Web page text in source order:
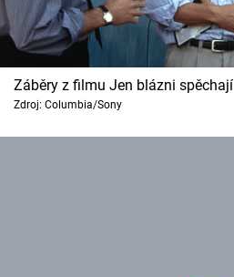
Záběry z filmu Jen blázni spěchají
Zdroj: Columbia/Sony